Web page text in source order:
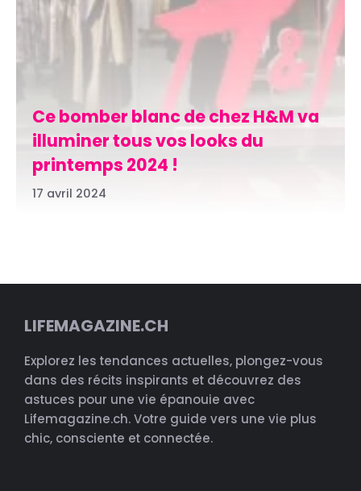
Ce bomber blanc de chez H&M va
illuminer tous vos looks du
printemps 2024 !
17 avril 2024
LIFEMAGAZINE.CH
Explorez les tendances actuelles, plongez-vous
dans des récits inspirants et découvrez des
astuces pour une vie épanouie avec
Lifemagazine.ch. Votre guide vers une vie plus
chic, consciente et connectée.